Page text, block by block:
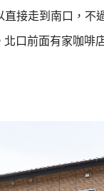
直接走到南口，
口前面有家咖啡